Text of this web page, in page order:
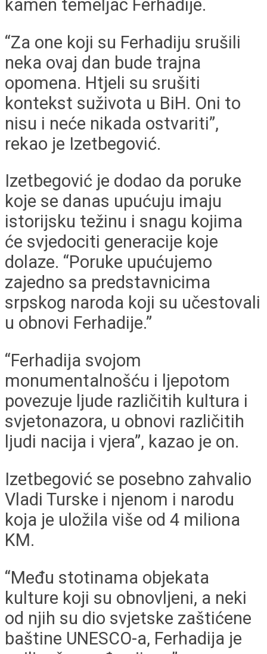
kamen temeljac Ferhadije.
“Za one koji su Ferhadiju srušili
neka ovaj dan bude trajna
opomena. Htjeli su srušiti
kontekst suživota u BiH. Oni to
nisu i neće nikada ostvariti”,
rekao je Izetbegović.
Izetbegović je dodao da poruke
koje se danas upućuju imaju
istorijsku težinu i snagu kojima
će svjedociti generacije koje
dolaze. “Poruke upućujemo
zajedno sa predstavnicima
srpskog naroda koji su učestovali
u obnovi Ferhadije.”
“Ferhadija svojom
monumentalnošću i ljepotom
povezuje ljude različitih kultura i
svjetonazora, u obnovi različitih
ljudi nacija i vjera”, kazao je on.
Izetbegović se posebno zahvalio
Vladi Turske i njenom i narodu
koja je uložila više od 4 miliona
KM.
“Među stotinama objekata
kulture koji su obnovljeni, a neki
od njih su dio svjetske zaštićene
baštine UNESCO-a, Ferhadija je